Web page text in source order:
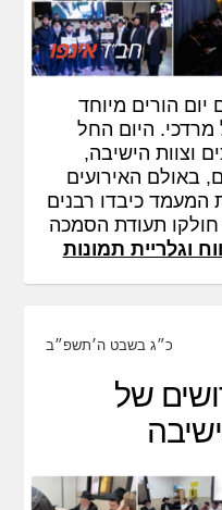
יום הורים מיוחד
היום החל
וצוות הישיבה,
באולם האירועים
המעמד כיבדו רבנים
חולקו תעודת הסמכה
וגלריית תמונות
כ״ג בשבט ה׳תשפ״ב
של